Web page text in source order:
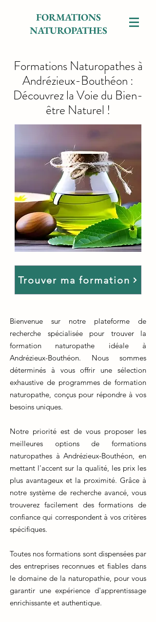
FORMATIONS
NATUROPATHES
Formations Naturopathes à
Andrézieux-Bouthéon :
Découvrez la Voie du Bien-
être Naturel !
Trouver ma formation
Bienvenue sur notre plateforme de
recherche spécialisée pour trouver la
formation naturopathe idéale à
Andrézieux-Bouthéon. Nous sommes
déterminés à vous offrir une sélection
exhaustive de programmes de formation
naturopathe, conçus pour répondre à vos
besoins uniques.
Notre priorité est de vous proposer les
meilleures options de formations
naturopathes à Andrézieux-Bouthéon, en
mettant l'accent sur la qualité, les prix les
plus avantageux et la proximité. Grâce à
notre système de recherche avancé, vous
trouverez facilement des formations de
confiance qui correspondent à vos critères
spécifiques.
Toutes nos formations sont dispensées par
des entreprises reconnues et fiables dans
le domaine de la naturopathie, pour vous
garantir une expérience d'apprentissage
enrichissante et authentique.